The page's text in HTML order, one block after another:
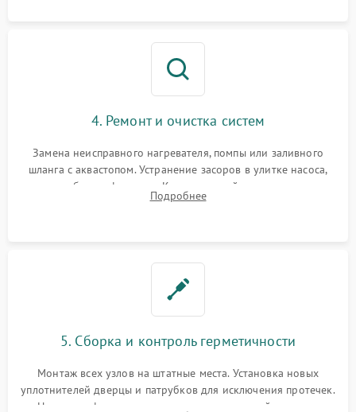
4. Ремонт и очистка систем
Замена неисправного нагревателя, помпы или заливного
шланга с аквастопом. Устранение засоров в улитке насоса,
патрубках и фильтрах. Компонентный ремонт платы
управления, восстановление поврежденной проводки.
Подробнее
5. Сборка и контроль герметичности
Монтаж всех узлов на штатные места. Установка новых
уплотнителей дверцы и патрубков для исключения протечек.
Надежная фиксация хомутов гидравлической системы,